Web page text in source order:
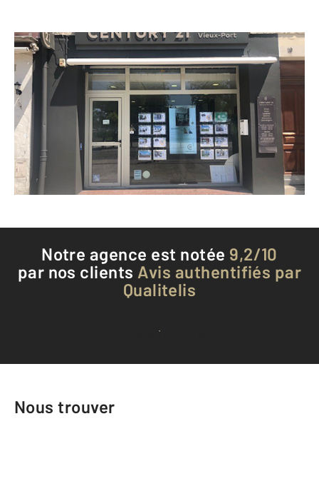
CENTURY 21 Agence du Vieux-Port
19 quai Valin
LA ROCHELLE - 17000
Envoyer un message
Téléphoner à l'agence
Notre agence est notée 9,2/10
par nos clients Avis authentifiés par
Qualitelis
Voir tous les avis clients
Nous trouver